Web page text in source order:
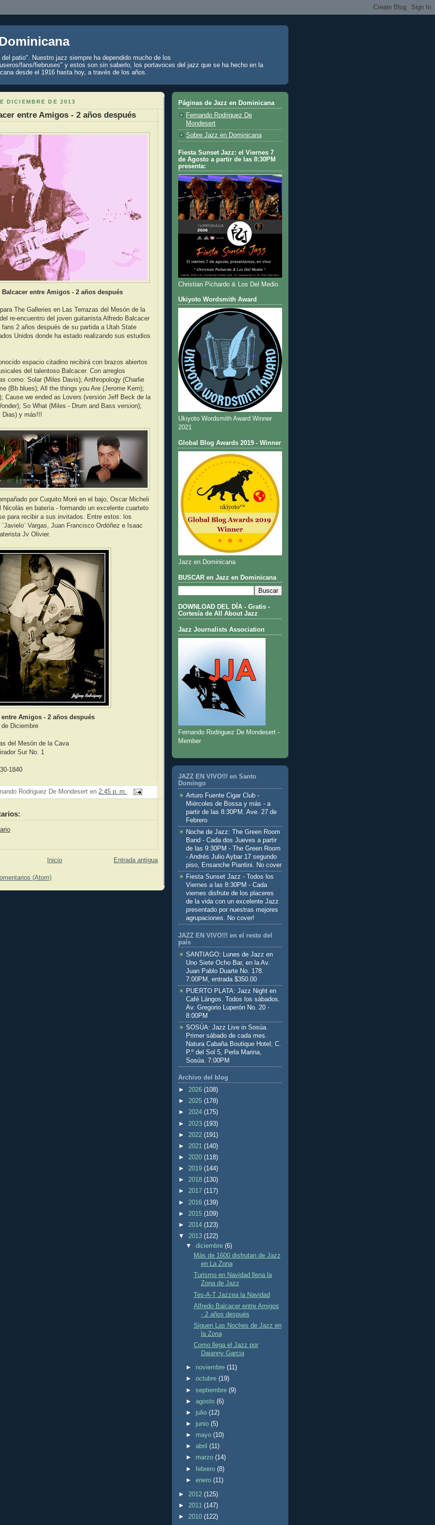
del patio". Nuestro jazz siempre ha dependido mucho de los
fans/fiebruses" y estos son sin saberlo, los portavoces del jazz que se ha hecho en la
desde el 1916 hasta hoy, a través de los años.
DICIEMBRE DE 2013
entre Amigos - 2 años después
entre Amigos - 2 años después
The Galleries en Las Terrazas del Mesón de la
re-encuentro del joven guitarrista Alfredo Balcacer
2 años después de su partida a Utah State
Unidos donde ha estado realizando sus estudios
espacio citadino recibirá con brazos abiertos
del talentoso Balcacer. Con arreglos
como: Solar (Miles Davis); Anthropology (Charlie
(Bb blues); All the things you Are (Jerome Kern);
Cause we ended as Lovers (versión Jeff Beck de la
So What (Miles - Drum and Bass version);
Dias) y más!!!
por Cuquito Moré en el bajo, Oscar Micheli
Nicolás en batería - formando un excelente cuarteto
para recibir a sus invitados. Entre estos: los
Vargas, Juan Francisco Ordóñez e Isaac
Jv Olivier.
Amigos - 2 años después
Diciembre
del Mesón de la Cava
Sur No. 1
1840
Rodriguez De Mondesert en 2:45 p. m.
Entrada antigua
Inicio
(Atom)
Páginas de Jazz en Dominicana
Fernando Rodriguez De
Mondesert
Sobre Jazz en Dominicana
Fiesta Sunset Jazz: el Viernes 7
de Agosto a partir de las 8:30PM
presenta:
Christian Pichardo & Los Del Medio
Ukiyoto Wordsmith Award
Ukiyoto Wordsmith Award Winner
2021
Global Blog Awards 2019 - Winner
Jazz en Dominicana
BUSCAR en Jazz en Dominicana
DOWNLOAD DEL DÍA - Gratis -
Cortesía de All About Jazz
Jazz Journalists Association
Fernando Rodriguez De Mondesert -
Member
JAZZ EN VIVO!!! en Santo
Domingo
Arturo Fuente Cigar Club -
Miércoles de Bossa y más - a
partir de las 8:30PM. Ave. 27 de
Febrero
Noche de Jazz: The Green Room
Band - Cada dos Jueves a partir
de las 9:30PM - The Green Room
- Andrés Julio Aybar 17 segundo
piso, Ensanche Piantini. No cover
Fiesta Sunset Jazz - Todos los
Viernes a las 8:30PM - Cada
viernes disfrute de los placeres
de la vida con un excelente Jazz
presentado por nuestras mejores
agrupaciones. No cover!
JAZZ EN VIVO!!! en el resto del
país
SANTIAGO: Lunes de Jazz en
Uno Siete Ocho Bar, en la Av.
Juan Pablo Duarte No. 178.
7:00PM, entrada $350.00
PUERTO PLATA: Jazz Night en
Café Lángos. Todos los sábados.
Av. Gregorio Luperón No. 20 -
8:00PM
SOSÚA: Jazz Live in Sosúa.
Primer sábado de cada mes.
Natura Cabaña Boutique Hotel; C.
P.º del Sol 5, Perla Marina,
Sosúa. 7:00PM
Archivo del blog
► 2026 (108)
► 2025 (178)
► 2024 (175)
► 2023 (193)
► 2022 (191)
► 2021 (140)
► 2020 (118)
► 2019 (144)
► 2018 (130)
► 2017 (117)
► 2016 (139)
► 2015 (109)
► 2014 (123)
▼ 2013 (122)
▼diciembre(6)
Más de 1600 disfrutan de Jazz
en La Zona
Turismo en Navidad llena la
Zona de Jazz
Tes-A-T Jazzea la Navidad
Alfredo Balcacer entre Amigos
- 2 años después
Siguen Las Noches de Jazz en
la Zona
Como llega el Jazz por
Daianny Garcia
► noviembre(11)
►octubre(19)
►septiembre(9)
►agosto(6)
► julio(12)
► junio(5)
► mayo(10)
►abril(11)
► marzo(14)
►febrero(8)
►enero(11)
► 2012 (125)
► 2011 (147)
► 2010 (122)